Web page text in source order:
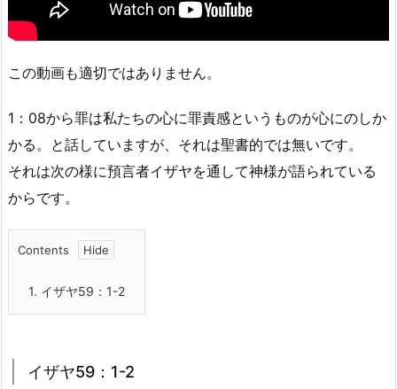
この動画も適切ではありません。
1：08から罪は私たちの心に罪責感というものが心にのしか
かる。と話していますが、それは聖書的では無いです。
それは次の様に預言者イザヤを通して神様が語られている
からです。
Contents
1. イザヤ59：1-2
イザヤ59：1-2